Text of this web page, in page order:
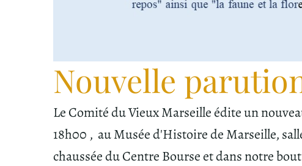
Nouvelle
Le Comité du Vieux Marseille édite un
18h00 , au Musée d'Histoire de Marseille,
chaussée du Centre Bourse et dans notre